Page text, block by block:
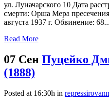
ул. Луначарского 10 Дата
смерти: Орша Мера
августа 1937 г. Обвинение: 68...
Read More
07 Сен Пуцейко
(1888)
Posted at 16:30h in